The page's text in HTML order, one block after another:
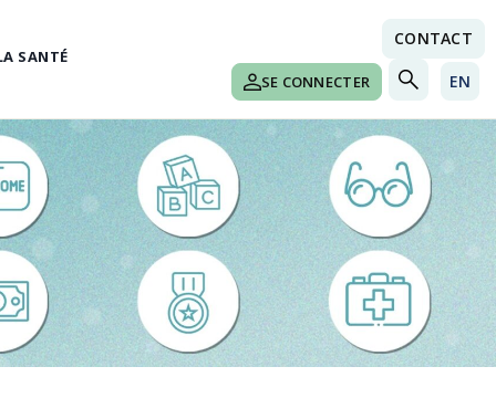
SANTÉ
SE CONNECTER
CONTACT
EN